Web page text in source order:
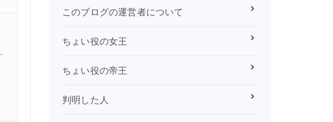
このブログの運営者について
ちょい役の女王
ちょい役の帝王
判明した人